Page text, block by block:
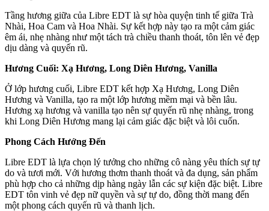
Tầng hương giữa của Libre EDT là sự hòa quyện tinh tế giữa Trà
Nhài, Hoa Cam và Hoa Nhài. Sự kết hợp này tạo ra một cảm giác
êm ái, nhẹ nhàng như một tách trà chiều thanh thoát, tôn lên vẻ đẹp
dịu dàng và quyến rũ.
Hương Cuối: Xạ Hương, Long Diên Hương, Vanilla
Ở lớp hương cuối, Libre EDT kết hợp Xạ Hương, Long Diên
Hương và Vanilla, tạo ra một lớp hương mềm mại và bền lâu.
Hương xạ hương và vanilla tạo nên sự quyến rũ nhẹ nhàng, trong
khi Long Diên Hương mang lại cảm giác đặc biệt và lôi cuốn.
Phong Cách Hướng Đến
Libre EDT là lựa chọn lý tưởng cho những cô nàng yêu thích sự tự
do và tươi mới. Với hương thơm thanh thoát và đa dụng, sản phẩm
phù hợp cho cả những dịp hàng ngày lẫn các sự kiện đặc biệt. Libre
EDT tôn vinh vẻ đẹp nữ quyền và sự tự do, đồng thời mang đến
một phong cách quyến rũ và thanh lịch.